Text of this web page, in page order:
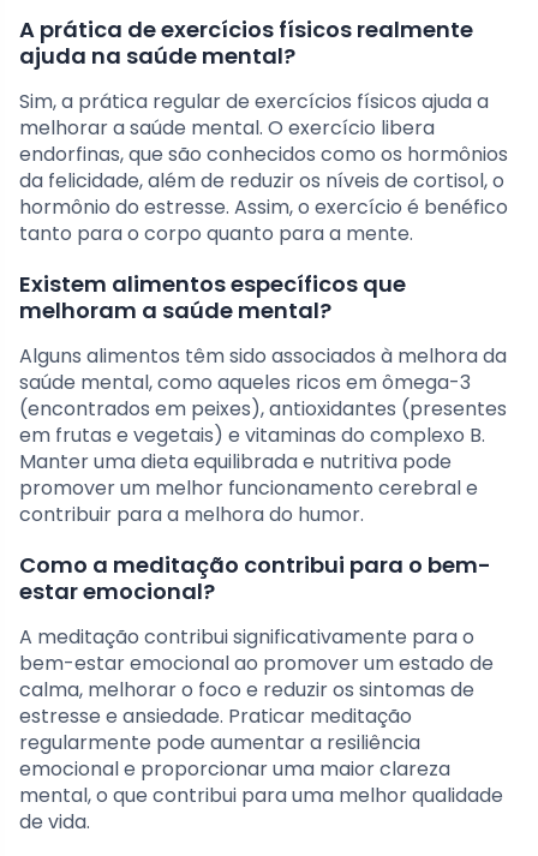
A prática de exercícios físicos realmente
ajuda na saúde mental?
Sim, a prática regular de exercícios físicos ajuda a
melhorar a saúde mental. O exercício libera
endorfinas, que são conhecidos como os hormônios
da felicidade, além de reduzir os níveis de cortisol, o
hormônio do estresse. Assim, o exercício é benéfico
tanto para o corpo quanto para a mente.
Existem alimentos específicos que
melhoram a saúde mental?
Alguns alimentos têm sido associados à melhora da
saúde mental, como aqueles ricos em ômega-3
(encontrados em peixes), antioxidantes (presentes
em frutas e vegetais) e vitaminas do complexo B.
Manter uma dieta equilibrada e nutritiva pode
promover um melhor funcionamento cerebral e
contribuir para a melhora do humor.
Como a meditação contribui para o bem-
estar emocional?
A meditação contribui significativamente para o
bem-estar emocional ao promover um estado de
calma, melhorar o foco e reduzir os sintomas de
estresse e ansiedade. Praticar meditação
regularmente pode aumentar a resiliência
emocional e proporcionar uma maior clareza
mental, o que contribui para uma melhor qualidade
de vida.